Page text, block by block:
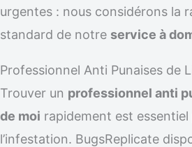
urgentes : nous considérons la
standard de notre service à
Professionnel Anti Punaises de
Trouver un professionnel anti
de moi rapidement est
l’infestation. BugsReplicate